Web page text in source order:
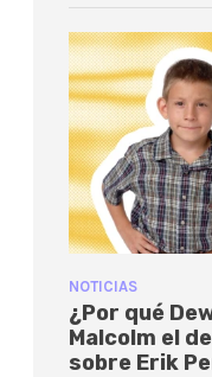
NOTICIAS
¿Por qué
Malcolm el
sobre Erik